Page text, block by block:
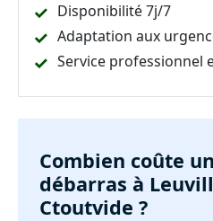
Disponibilité 7j/7
Adaptation aux
Service professionnel
Combien coûte
débarras à
Ctoutvide ?